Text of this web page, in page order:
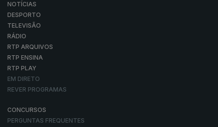
NOTÍCIAS
DESPORTO
TELEVISÃO
RÁDIO
RTP ARQUIVOS
RTP ENSINA
RTP PLAY
EM DIRETO
REVER PROGRAMAS
CONCURSOS
PERGUNTAS FREQUENTES